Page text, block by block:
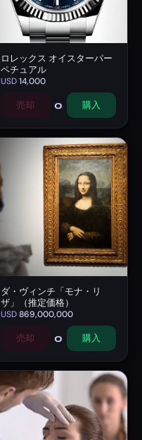
ロレックス オイスターパー
ペチュアル
USD14,000
売却 0 購入
ダ・ヴィンチ「モナ・リ
ザ」（推定価格）
USD869,000,000
売却 0 購入